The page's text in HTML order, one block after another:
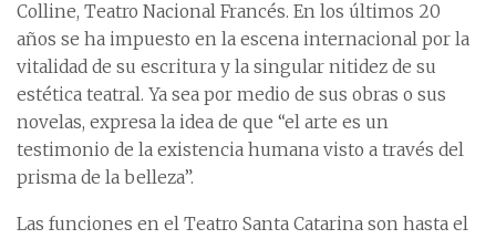
Colline, Teatro Nacional Francés. En los últimos 20
años se ha impuesto en la escena internacional por la
vitalidad de su escritura y la singular nitidez de su
estética teatral. Ya sea por medio de sus obras o sus
novelas, expresa la idea de que “el arte es un
testimonio de la existencia humana visto a través del
prisma de la belleza”.
Las funciones en el Teatro Santa Catarina son hasta el